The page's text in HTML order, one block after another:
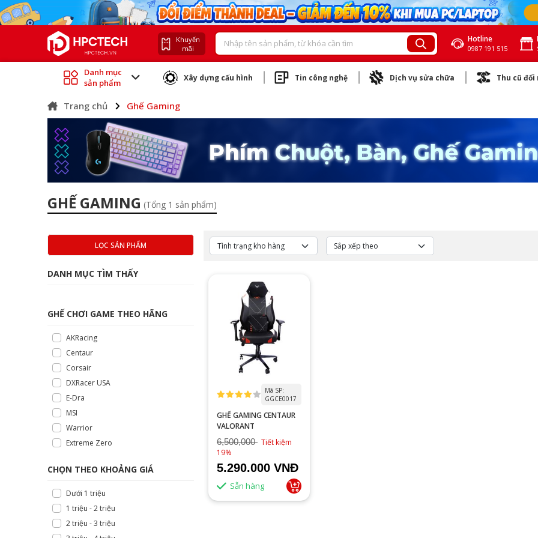
Khuyến
mãi
Hotline
0987 191 515
Danh mục
sản phẩm
Xây dựng cấu hình Tin công nghệ Dịch vụ sửa chữa Thu cũ đổi
Trang chủ Ghế Gaming
GHẾ GAMING (Tổng 1 sản phẩm)
LỌC SẢN PHẨM
DANH MỤC TÌM THẤY
GHẾ CHƠI GAME THEO HÃNG
AKRacing
Centaur
Corsair
DXRacer USA
E-Dra
MSI
Warrior
Extreme Zero
CHỌN THEO KHOẢNG GIÁ
Dưới 1 triệu
1 triệu - 2 triệu
2 triệu - 3 triệu
Mã SP:
GGCE0017
GHẾ GAMING CENTAUR
VALORANT
6,500,000 Tiết kiệm
19%
5.290.000 VNĐ
Sẵn hàng